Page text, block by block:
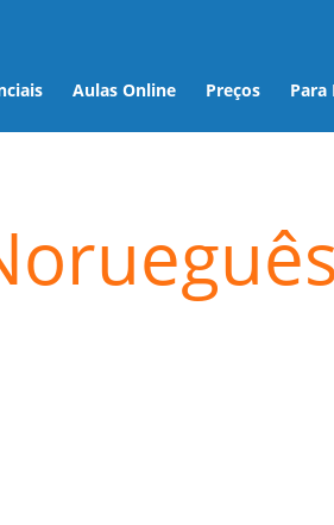
Aulas Online Preços Para